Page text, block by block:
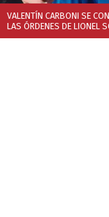
VALENTÍN CARBONI SE
LAS ÓRDENES DE LIONEL